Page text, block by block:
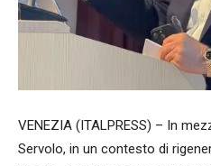
VENEZIA (ITALPRESS) – In
Servolo, in un contesto di